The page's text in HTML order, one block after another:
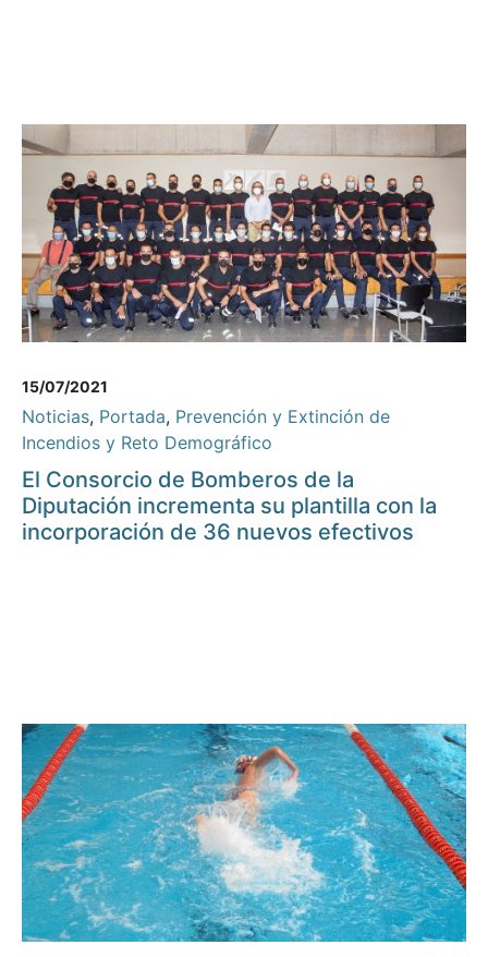
15/07/2021
Noticias, Portada, Prevención y Extinción de
Incendios y Reto Demográfico
El Consorcio de Bomberos de la
Diputación incrementa su plantilla con la
incorporación de 36 nuevos efectivos